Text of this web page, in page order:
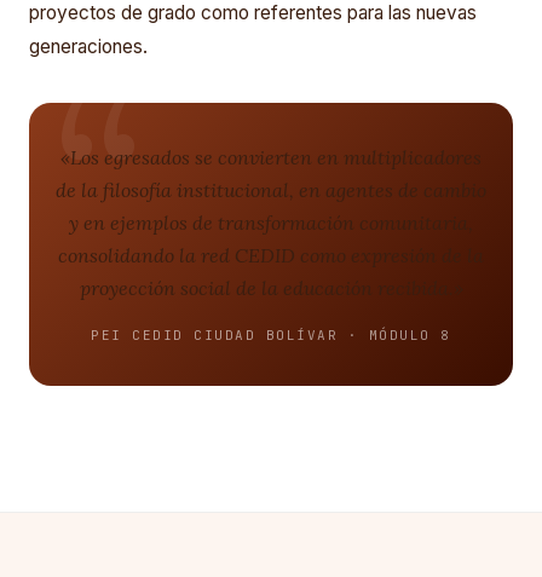
proyectos de grado como referentes para las nuevas
generaciones.
«Los egresados se convierten en multiplicadores
de la filosofía institucional, en agentes de cambio
y en ejemplos de transformación comunitaria,
consolidando la red CEDID como expresión de la
proyección social de la educación recibida.»
PEI CEDID CIUDAD BOLÍVAR · MÓDULO 8